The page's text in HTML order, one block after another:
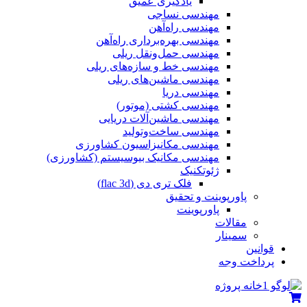
مهندسی نساجی
مهندسی راه‌آهن
مهندسی بهره‌برداری راه‌آهن
مهندسی حمل‌ونقل ریلی
مهندسی خط و سازه‌های ریلی
مهندسی ماشین‌های ریلی
مهندسی دریا
مهندسی کشتی (موتور)
مهندسی ماشین‌آلات دریایی
مهندسی ساخت‌وتولید
مهندسی مکانیزاسیون کشاورزی
مهندسی مکانیک بیوسیستم (کشاورزی)
ژئوتکنیک
فلک تری دی (flac 3d)
پاورپوینت و تحقیق
پاورپوینت
مقالات
سمینار
قوانین
پرداخت وجه